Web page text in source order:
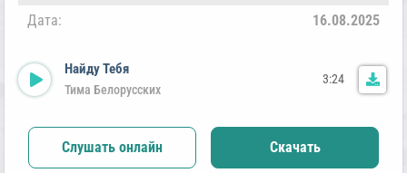
Дата:
16.08.2025
Найду Тебя
Тима Белорусских
3:24
Слушать онлайн Скачать